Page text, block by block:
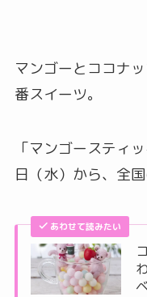
マンゴーとココナ
番スイーツ。
「マンゴースティ
日（水）から、全
あわせて読みたい